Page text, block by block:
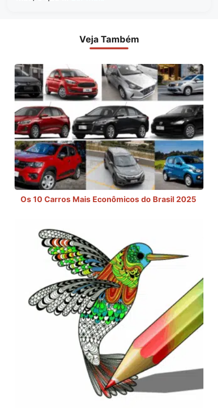
Veja Também
Os 10 Carros Mais Econômicos do Brasil 2025